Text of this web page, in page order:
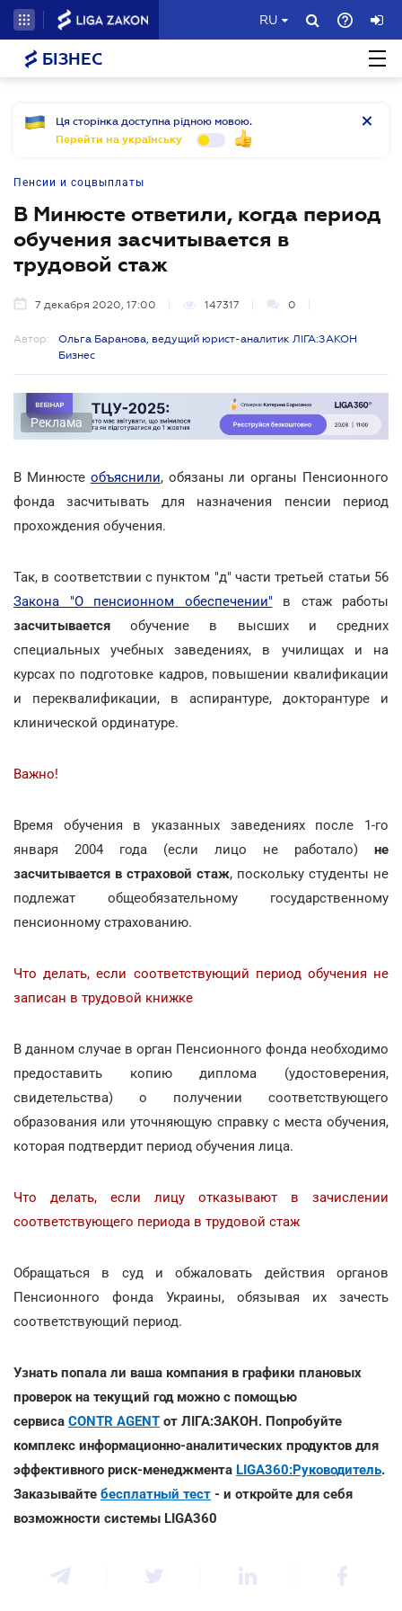
RU
БІЗНЕС
Ця сторінка доступна рідною мовою.
Перейти на українську
Пенсии и соцвыплаты
В Минюсте ответили, когда период
обучения засчитывается в
трудовой стаж
7 декабря 2020, 17:00 147317 0
Автор:
Ольга Баранова, ведущий юрист-аналитик ЛІГА:ЗАКОН
Бизнес
Реклама
В Минюсте объяснили, обязаны ли органы Пенсионного
фонда засчитывать для назначения пенсии период
прохождения обучения.
Так, в соответствии с пунктом "д" части третьей статьи 56
Закона "О пенсионном обеспечении" в стаж работы
засчитываетсяобучение в высших и средних
специальных учебных заведениях, в училищах и на
курсах по подготовке кадров, повышении квалификации
и переквалификации, в аспирантуре, докторантуре и
клинической ординатуре.
Важно!
Время обучения в указанных заведениях после 1-го
января 2004 года (если лицо не работало) не
засчитывается в страховой стаж, поскольку студенты не
подлежат общеобязательному государственному
пенсионному страхованию.
Что делать, если соответствующий период обучения не
записан в трудовой книжке
В данном случае в орган Пенсионного фонда необходимо
предоставить копию диплома (удостоверения,
свидетельства) о получении соответствующего
образования или уточняющую справку с места обучения,
которая подтвердит период обучения лица.
Что делать, если лицу отказывают в зачислении
соответствующего периода в трудовой стаж
Обращаться в суд и обжаловать действия органов
Пенсионного фонда Украины, обязывая их зачесть
соответствующий период.
Узнать попала ли ваша компания в графики плановых
проверок на текущий год можно с помощью
сервиса CONTR AGENT от ЛІГА:ЗАКОН. Попробуйте
комплекс информационно-аналитических продуктов для
эффективного риск-менеджмента LIGA360:Руководитель.
Заказывайте бесплатный тест - и откройте для себя
возможности системы LIGA360